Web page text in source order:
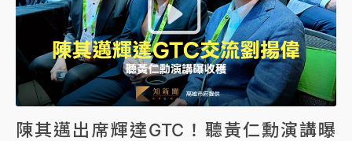
陳其邁出席輝達GTC！聽黃仁勳演講曝